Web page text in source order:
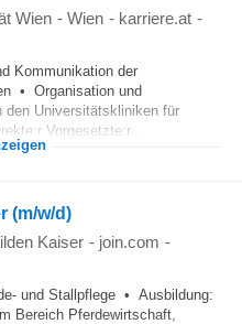
Wien - Wien - karriere.at -
Kommunikation der
• Organisation und
den Universitätskliniken für
Vorgesetzte:r...
(m/w/d)
Kaiser - join.com -
und Stallpflege • Ausbildung:
Bereich Pferdewirtschaft,